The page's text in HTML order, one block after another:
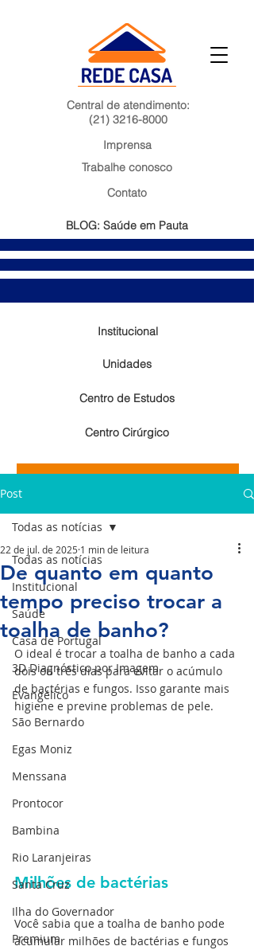
Central de atendimento:
(21) 3216-8000
Unidades
Centro Cirúrgico
Centro de Estudos
Institucional
Imprensa
Trabalhe conosco
Contato
BLOG: Saúde em Pauta
Resultados de exames laboratoriais
Post
Todas as notícias
Institucional
Saúde
Casa de Portugal
3D Diagnóstico por Imagem
Evangélico
São Bernardo
Egas Moniz
Menssana
Prontocor
Bambina
Rio Laranjeiras
Santa Cruz
Ilha do Governador
Premium
Todas as notícias
De quanto em quanto
tempo preciso trocar a
toalha de banho?
22 de jul. de 2025 1 min de leitura
O ideal é trocar a toalha de banho a cada
dois ou três dias para evitar o acúmulo
de bactérias e fungos. Isso garante mais
higiene e previne problemas de pele.
Milhões de bactérias
Você sabia que a toalha de banho pode
acumular milhões de bactérias e fungos